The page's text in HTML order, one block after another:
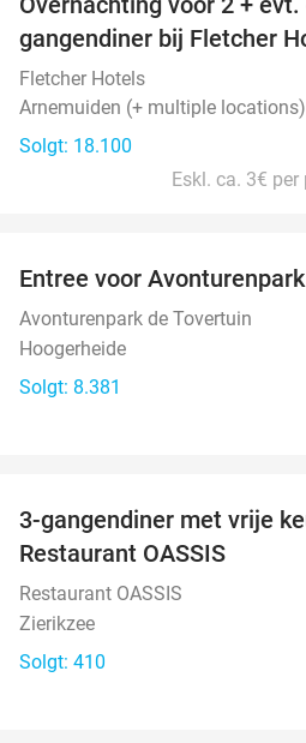
gangendiner bij Fletcher
Fletcher Hotels
Arnemuiden (+ multiple locations)
Solgt: 18.100
Eskl. ca. 3€
Entree voor
Avonturenpark de Tovertuin
Hoogerheide
Solgt: 8.381
3-gangendiner met vrije
Restaurant OASSIS
Restaurant OASSIS
Zierikzee
Solgt: 410